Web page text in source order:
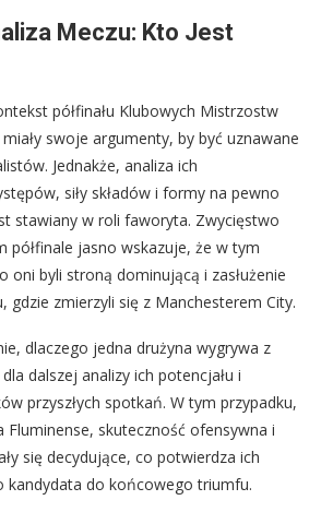
Meczu: Kto Jest
półfinału Klubowych Mistrzostw
swoje argumenty, by być uznawane
Jednakże, analiza ich
siły składów i formy na pewno
stawiany w roli faworyta. Zwycięstwo
półfinale jasno wskazuje, że w tym
oni byli stroną dominującą i zasłużenie
gdzie zmierzyli się z Manchesterem City.
dlaczego jedna drużyna wygrywa z
dalszej analizy ich potencjału i
przyszłych spotkań. W tym przypadku,
Fluminense, skuteczność ofensywna i
się decydujące, co potwierdza ich
kandydata do końcowego triumfu.